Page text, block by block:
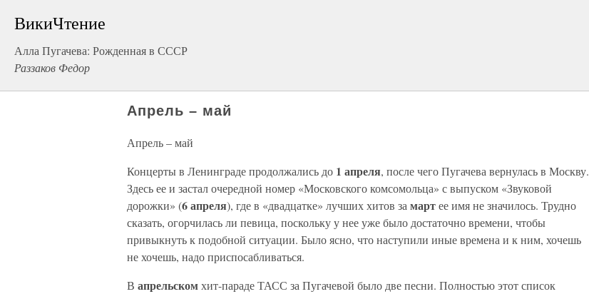
ВикиЧтение
Алла Пугачева: Рожденная в СССР
Раззаков Федор
Апрель – май
Апрель – май
Концерты в Ленинграде продолжались до 1 апреля, после чего Пугачева вернулась в Москву.
Здесь ее и застал очередной номер «Московского комсомольца» с выпуском «Звуковой
дорожки» (6 апреля), где в «двадцатке» лучших хитов за мартее имя не значилось. Трудно
сказать, огорчилась ли певица, поскольку у нее уже было достаточно времени, чтобы
привыкнуть к подобной ситуации. Было ясно, что наступили иные времена и к ним, хочешь
не хочешь, надо приспосабливаться.
В апрельскомхит-параде ТАСС за Пугачевой было две песни. Полностью этот список